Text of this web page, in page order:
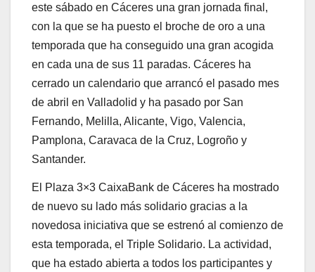
este sábado en Cáceres una gran jornada final,
con la que se ha puesto el broche de oro a una
temporada que ha conseguido una gran acogida
en cada una de sus 11 paradas. Cáceres ha
cerrado un calendario que arrancó el pasado mes
de abril en Valladolid y ha pasado por San
Fernando, Melilla, Alicante, Vigo, Valencia,
Pamplona, Caravaca de la Cruz, Logroño y
Santander.
El Plaza 3×3 CaixaBank de Cáceres ha mostrado
de nuevo su lado más solidario gracias a la
novedosa iniciativa que se estrenó al comienzo de
esta temporada, el Triple Solidario. La actividad,
que ha estado abierta a todos los participantes y